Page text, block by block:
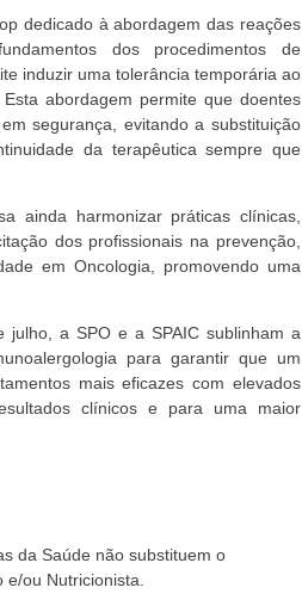
dedicado à abordagem das reações
dos procedimentos de
induzir uma tolerância temporária ao
abordagem permite que doentes
segurança, evitando a substituição
da terapêutica sempre que
ainda harmonizar práticas clínicas,
dos profissionais na prevenção,
em Oncologia, promovendo uma
a SPO e a SPAIC sublinham a
para garantir que um
mais eficazes com elevados
clínicos e para uma maior
da Saúde não substituem o
ou Nutricionista.